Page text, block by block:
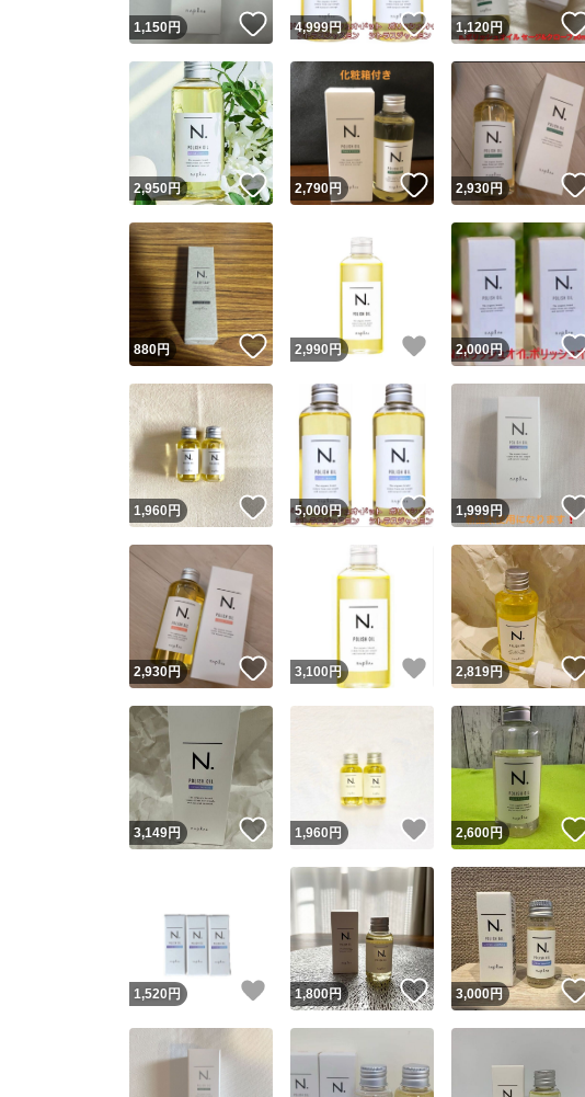
1,150円 いいね！
4,999円 いいね！
1,120円
2,950円 いいね！
2,790円 いいね！
2,930円
880円 いいね！
2,990 円 いいね！
2,000円
1,960円 いいね！
5,000円 いいね！
1,999円
2,930円 いいね！
3,100 円 いいね！
2,819円
3,149円 いいね！
1,960 円 いいね！
2,600円
1,520 円 いいね！
1,800円 いいね！
3,000円